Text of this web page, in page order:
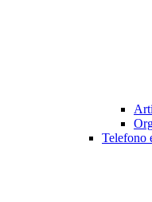
Telefono